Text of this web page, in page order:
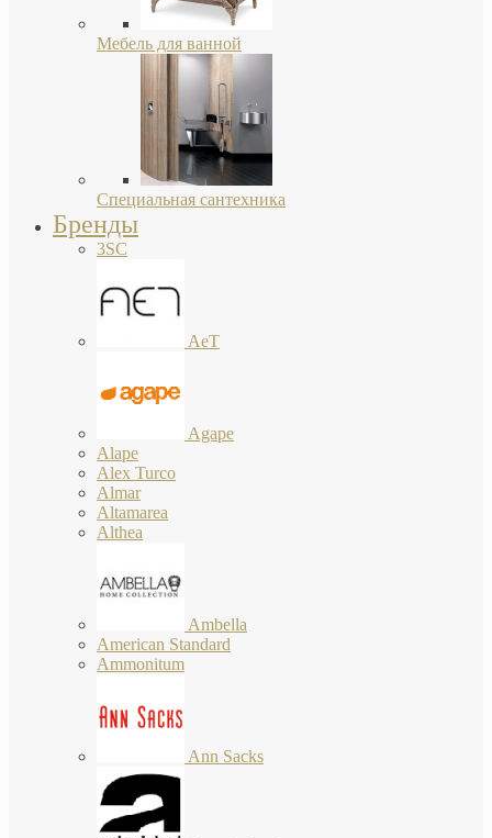
Мебель для ванной
Специальная сантехника
Бренды
3SC
AeT
Agape
Alape
Alex Turco
Almar
Altamarea
Althea
Ambella
American Standard
Ammonitum
Ann Sacks